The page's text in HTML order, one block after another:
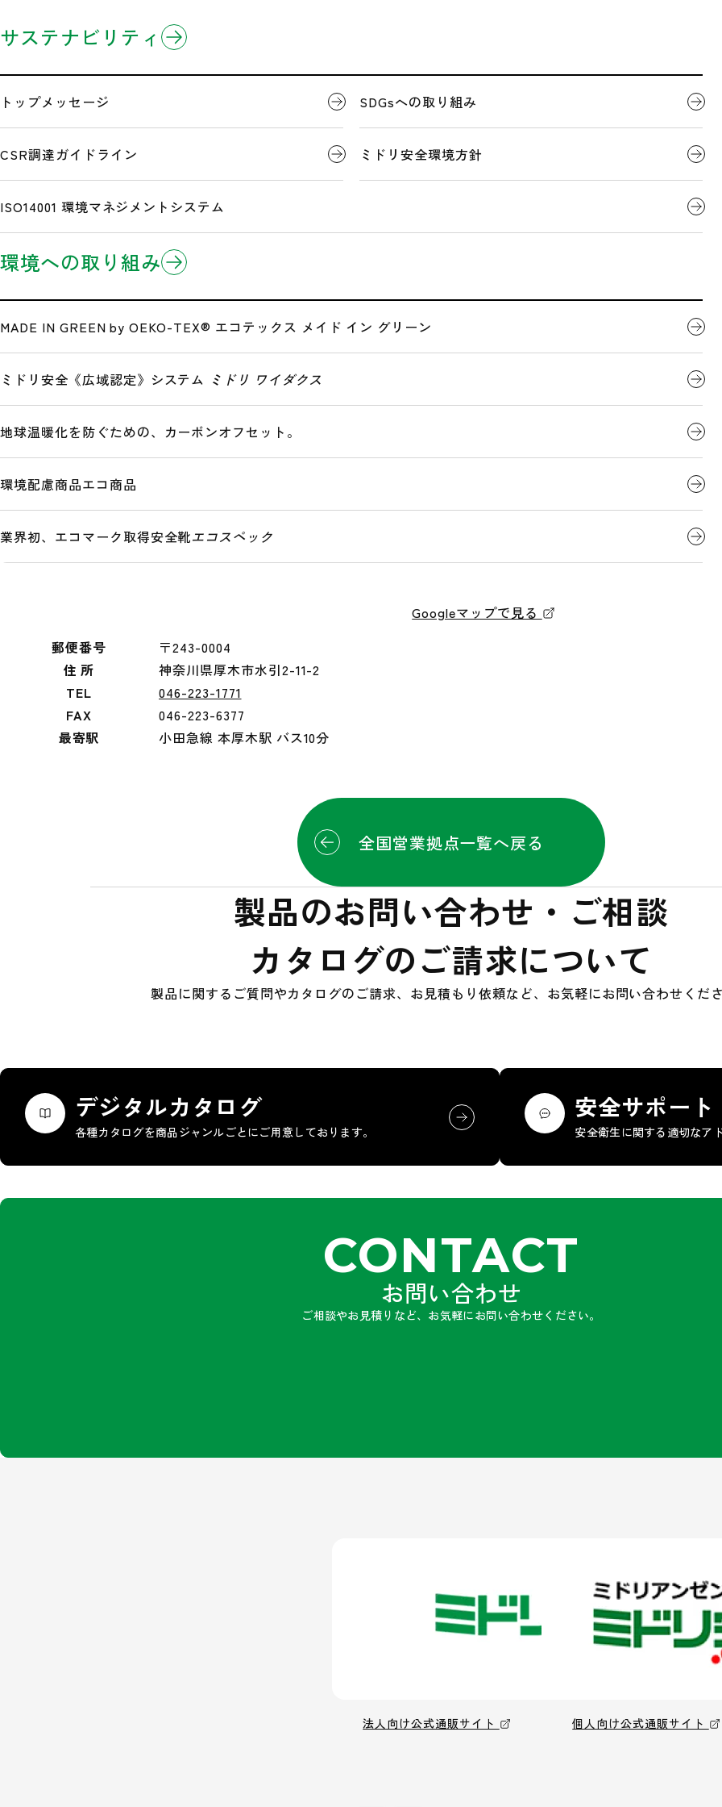
企業情報
3分でわかるミドリ安全 代表者ごあいさつ
企業理念 会社概要
沿革
広告・メディア情報
製品情報
製品のお知らせ 製品について
Eコマース/EDI(電子商取引) デジタルカタログ
研究開発
開発事例
サステナビリティ
トップメッセージ SDGsへの取り組み
CSR調達ガイドライン ミドリ安全環境方針
ISO14001 環境マネジメントシステム
環境への取り組み
MADE IN GREEN by OEKO-TEX® エコテックス メイド イン グリーン
ミドリ安全《広域認定》システム ミドリ ワイダクス
地球温暖化を防ぐための、カーボンオフセット。
環境配慮商品エコ商品
業界初、エコマーク取得安全靴エコスペック
全国営業拠点一覧
LOCATIONS
ミドリ安全厚木(株)
Googleマップで見る
郵便番号
〒243-0004
住 所
神奈川県厚木市水引2-11-2
TEL
046-223-1771
FAX
046-223-6377
最寄駅
小田急線 本厚木駅 バス10分
全国営業拠点一覧へ戻る
製品のお問い合わせ・ご相談
カタログのご請求について
製品に関するご質問やカタログのご請求、お見積もり依頼など、お気軽にお問い合わせくだ
デジタルカタログ
各種カタログを商品ジャンルごとにご用意しております。
安全サポート
安全衛生に関する適切なア
CONTACT
お問い合わせ
ご相談やお見積りなど、お気軽にお問い合わせください。
法人向け公式通販サイト 個人向け公式通販サイト